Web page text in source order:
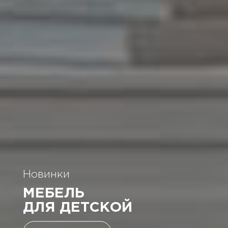
Супер скидки
НА МАЛАЗИЙСКИЕ
КРОВАТИ
Новинки
МЕБЕЛЬ
ДЛЯ ДЕТСКОЙ